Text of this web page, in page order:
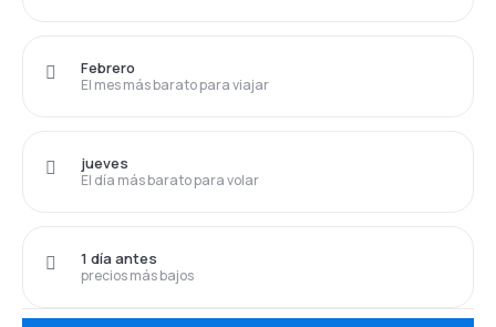
El mes más barato para viajar
Febrero
El día más barato para volar
jueves
precios más bajos
1 día antes